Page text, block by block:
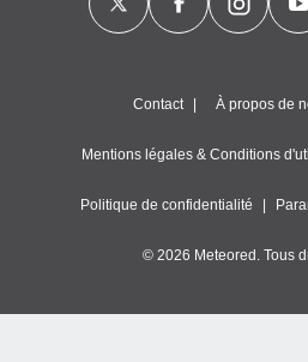
Contact À propos de
Mentions légales & Conditions
Politique de confidentialité
© 2026 Meteored. Tous